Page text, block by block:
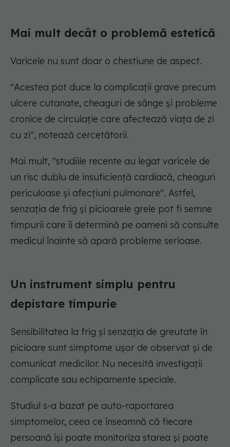
Mai mult decât o problemă estetică
Varicele nu sunt doar o chestiune de aspect.
"Acestea pot duce la complicații grave precum
ulcere cutanate, cheaguri de sânge și probleme
cronice de circulație care afectează viața de zi
cu zi", notează cercetătorii.
Mai mult, "studiile recente au legat varicele de
un risc dublu de insuficiență cardiacă, cheaguri
periculoase și afecțiuni pulmonare". Astfel,
senzația de frig și picioarele grele pot fi semne
timpurii care îi determină pe oameni să consulte
medicul înainte să apară probleme serioase.
Un instrument simplu pentru
depistare timpurie
Sensibilitatea la frig și senzația de greutate în
picioare sunt simptome ușor de observat și de
comunicat medicilor. Nu necesită investigații
complicate sau echipamente speciale.
Studiul s-a bazat pe auto-raportarea
simptomelor, ceea ce înseamnă că fiecare
persoană își poate monitoriza starea și poate